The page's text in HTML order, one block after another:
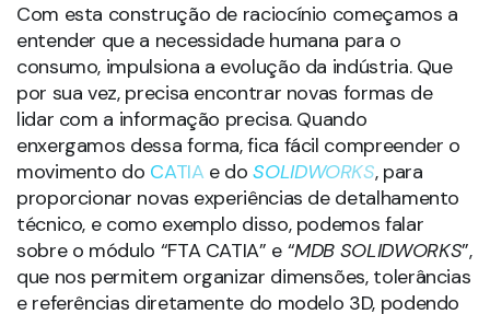
Com esta construção de raciocínio começamos a
entender que a necessidade humana para o
consumo, impulsiona a evolução da indústria. Que
por sua vez, precisa encontrar novas formas de
lidar com a informação precisa. Quando
enxergamos dessa forma, fica fácil compreender o
movimento do CATIA e doSOLIDWORKS, para
proporcionar novas experiências de detalhamento
técnico, e como exemplo disso, podemos falar
sobre o módulo “FTA CATIA” e “MDB SOLIDWORKS”,
que nos permitem organizar dimensões, tolerâncias
e referências diretamente do modelo 3D, podendo